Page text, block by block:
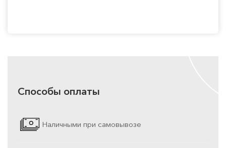
Способы оплаты
Наличными при самовывозе